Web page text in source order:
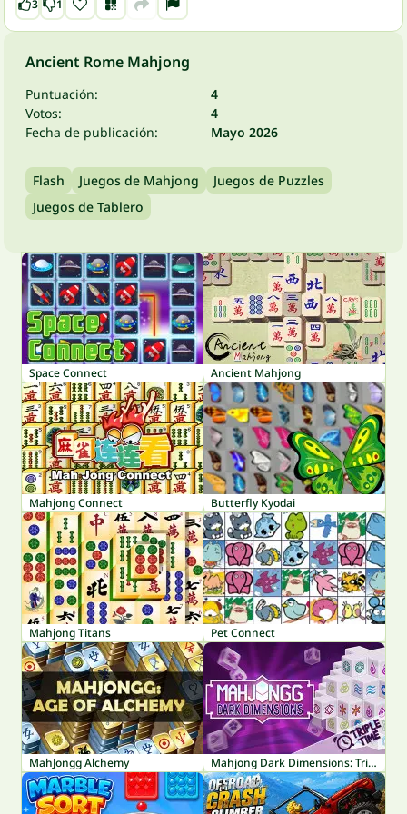
3 1
Ancient Rome Mahjong
Puntuación:
4
Votos:
4
Fecha de publicación:
Mayo 2026
Flash Juegos de Mahjong
Juegos de Puzzles
Juegos de Tablero
Space Connect Ancient Mahjong
Mahjong Connect Butterfly Kyodai
Mahjong Titans Pet Connect
MahJongg Alchemy Mahjong Dark Dimensions: Triple Time